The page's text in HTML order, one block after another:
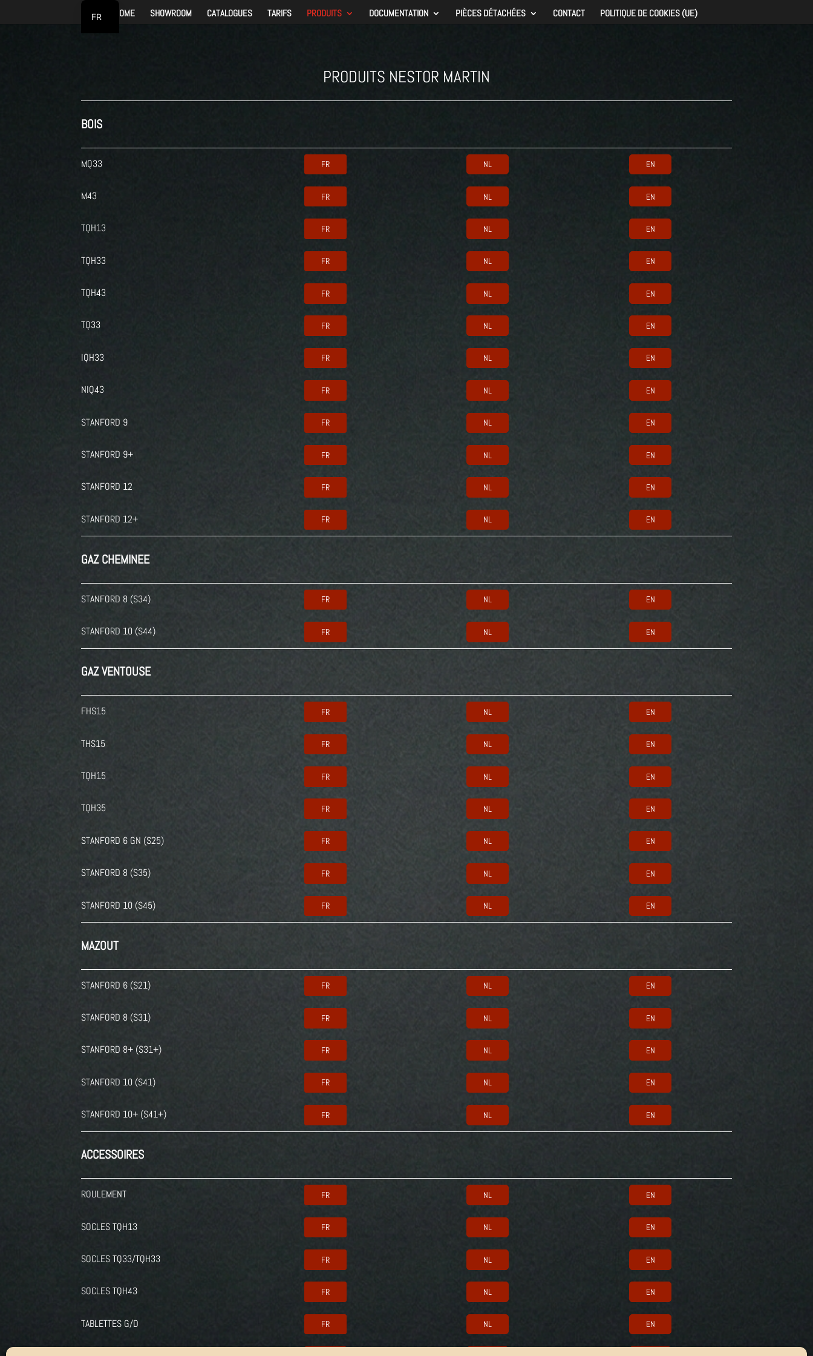
HOME SHOWROOM CATALOGUES TARIFS PRODUITS DOCUMENTATION PIÈCES DÉTACHÉES CONTACT POLITIQUE DE COOKIES (UE)
PRODUITS NESTOR MARTIN
BOIS
MQ33 FR NL EN
M43 FR NL EN
TQH13 FR NL EN
TQH33 FR NL EN
TQH43 FR NL EN
TQ33 FR NL EN
IQH33 FR NL EN
NIQ43 FR NL EN
STANFORD 9 FR NL EN
STANFORD 9+ FR NL EN
STANFORD 12 FR NL EN
STANFORD 12+ FR NL EN
GAZ CHEMINEE
STANFORD 8 (S34) FR NL EN
STANFORD 10 (S44) FR NL EN
GAZ VENTOUSE
FHS15 FR NL EN
THS15 FR NL EN
TQH15 FR NL EN
TQH35 FR NL EN
STANFORD 6 GN (S25) FR NL EN
STANFORD 8 (S35) FR NL EN
STANFORD 10 (S45) FR NL EN
MAZOUT
STANFORD 6 (S21) FR NL EN
STANFORD 8 (S31) FR NL EN
STANFORD 8+ (S31+) FR NL EN
STANFORD 10 (S41) FR NL EN
STANFORD 10+ (S41+) FR NL EN
ACCESSOIRES
ROULEMENT FR NL EN
SOCLES TQH13 FR NL EN
SOCLES TQ33/TQH33 FR NL EN
SOCLES TQH43 FR NL EN
TABLETTES G/D FR NL EN
FR
NL